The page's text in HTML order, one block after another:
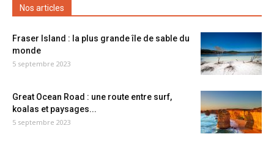
Nos articles
Fraser Island : la plus grande île de sable du
monde
5 septembre 2023
Great Ocean Road : une route entre surf,
koalas et paysages...
5 septembre 2023